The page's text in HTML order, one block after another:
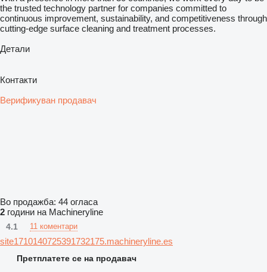
the trusted technology partner for companies committed to
continuous improvement, sustainability, and competitiveness through
cutting-edge surface cleaning and treatment processes.
Детали
Контакти
Верификуван продавач
Во продажба: 44 огласа
2 години на Machineryline
4.1 11 коментари
site1710140725391732175.machineryline.es
Претплатете се на продавач